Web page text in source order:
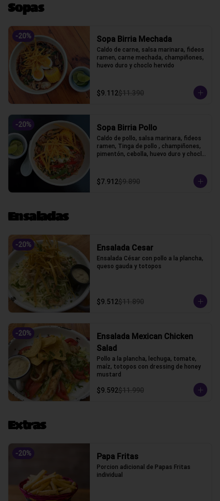
Sopas
-20% Sopa Birria Mechada
Caldo de carne, salsa marinara, fideos
ramen, carne mechada, champiñones,
huevo duro y choclo hervido
$9.112$11.390
-20% Sopa Birria Pollo
Caldo de pollo, salsa marinara, fideos
ramen, Tinga de pollo , champiñones,
pimentón, cebolla, huevo duro y choclo
$7.912$9.890
Ensaladas
-20% Ensalada Cesar
Ensalada César con pollo a la plancha,
queso gauda y totopos
$9.512$11.890
-20%
Ensalada Mexican Chicken
Salad
Pollo a la plancha, lechuga, tomate,
maíz, totopos con dressing de honey
mustard
$9.592$11.990
Extras
-20% Papa Fritas
Porcion adicional de Papas Fritas
individual